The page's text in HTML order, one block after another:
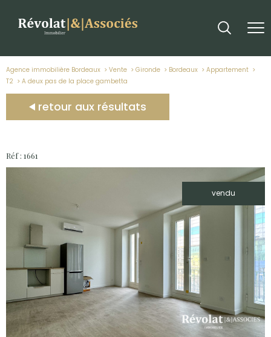
Agence immobilière Bordeaux Vente Gironde Bordeaux
Appartement
T2
a deux pas de la place gambetta
retour aux résultats
Réf : 1661
vendu